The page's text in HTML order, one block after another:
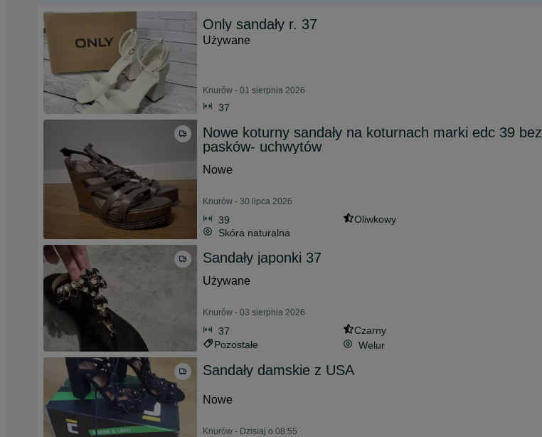
Only sandały r. 37
Używane
Knurów - 01 sierpnia 2026
37
Nowe koturny sandały na koturnach marki edc 39 bez
pasków- uchwytów
Nowe
Knurów - 30 lipca 2026
39
Oliwkowy
Skóra naturalna
Sandały japonki 37
Używane
Knurów - 03 sierpnia 2026
37
Czarny
Pozostałe
Welur
Sandały damskie z USA
Nowe
Knurów - Dzisiaj o 08:55